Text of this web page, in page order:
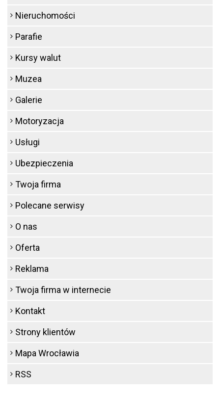
Nieruchomości
Parafie
Kursy walut
Muzea
Galerie
Motoryzacja
Usługi
Ubezpieczenia
Twoja firma
Polecane serwisy
O nas
Oferta
Reklama
Twoja firma w internecie
Kontakt
Strony klientów
Mapa Wrocławia
RSS